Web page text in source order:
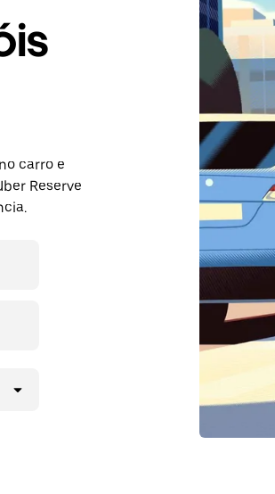
carro e
Reserve